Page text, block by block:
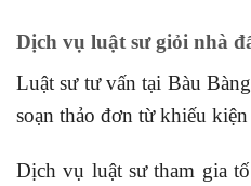
Dịch vụ luật sư giỏi nhà
Luật sư tư vấn tại Bàu
soạn thảo đơn từ khiếu kiện
Dịch vụ luật sư tham gia